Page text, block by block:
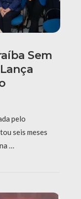
Sem
pelo
seis meses
…